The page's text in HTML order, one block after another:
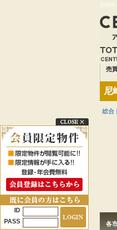
尼崎
売
尼
総合
各
ID
PASS